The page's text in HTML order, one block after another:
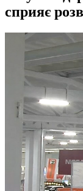
сприяє